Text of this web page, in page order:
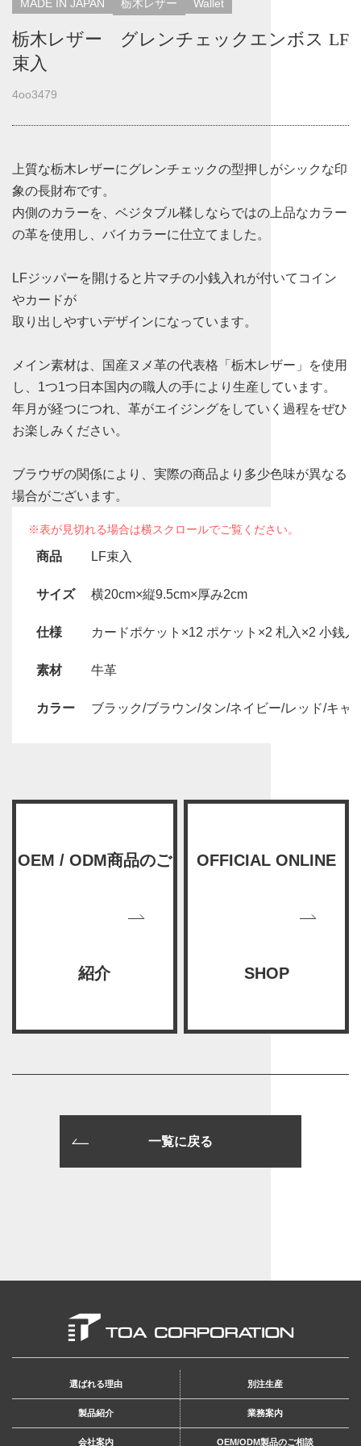
MADE IN JAPAN 栃木レザー Wallet
栃木レザー グレンチェックエンボス LF
束入
4oo3479
上質な栃木レザーにグレンチェックの型押しがシックな印
象の長財布です。
内側のカラーを、ベジタブル鞣しならではの上品なカラー
の革を使用し、バイカラーに仕立てました。
LFジッパーを開けると片マチの小銭入れが付いてコイン
やカードが
取り出しやすいデザインになっています。
メイン素材は、国産ヌメ革の代表格「栃木レザー」を使用
し、1つ1つ日本国内の職人の手により生産しています。
年月が経つにつれ、革がエイジングをしていく過程をぜひ
お楽しみください。
ブラウザの関係により、実際の商品より多少色味が異なる
場合がございます。
商品 LF束入
サイズ 横20cm×縦9.5cm×厚み2cm
仕様 カードポケット×12 ポケット×2 札入×2 小銭入
素材 牛革
カラー ブラック/ブラウン/タン/ネイビー/レッド/キャ
OEM / ODM商品のご
紹介
OFFICIAL ONLINE
SHOP
一覧に戻る
選ばれる理由 別注生産
製品紹介 業務案内
会社案内 OEM/ODM製品のご相談